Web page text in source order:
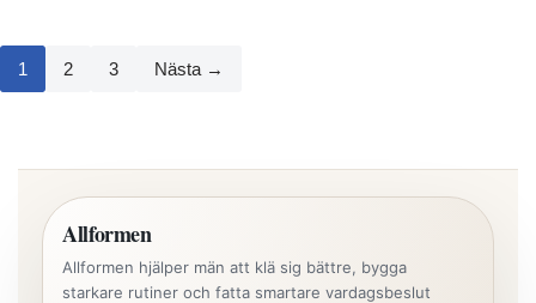
1 2 3 Nästa →
Allformen
Allformen hjälper män att klä sig bättre, bygga
starkare rutiner och fatta smartare vardagsbeslut